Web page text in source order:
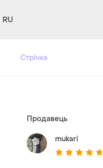
RU
Стрічка
Продавець
mukari